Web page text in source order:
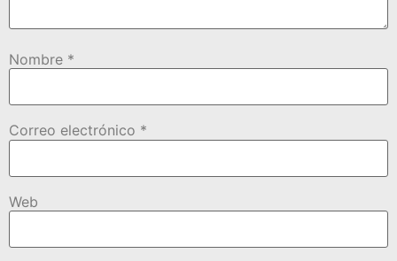
Nombre *
Correo electrónico *
Web